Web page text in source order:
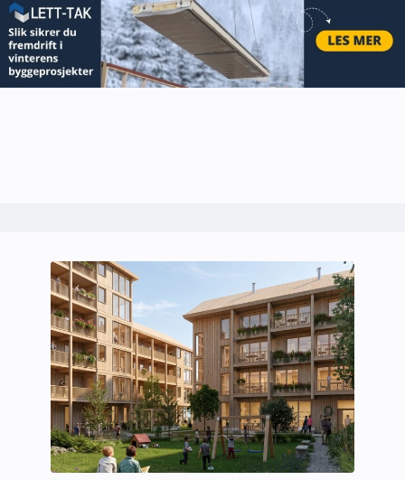
Kontakt oss
Tips oss
Bransjekommentar
Nyheter
Aktuelle prosjekter